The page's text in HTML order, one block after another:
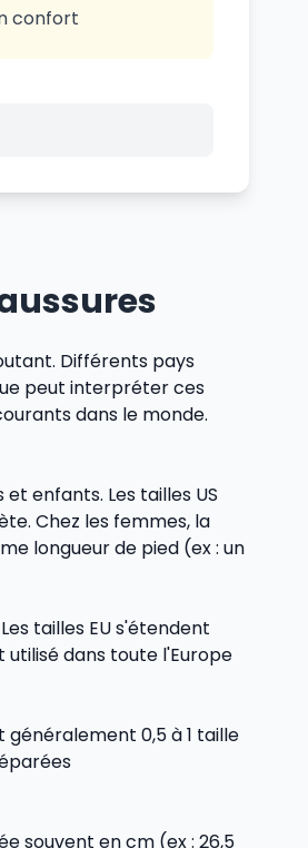
confort
Différents pays
peut interpréter ces
dans le monde.
enfants. Les tailles US
Chez les femmes, la
longueur de pied (ex : un
tailles EU s'étendent
dans toute l'Europe
généralement 0,5 à 1 taille
souvent en cm (ex : 26,5